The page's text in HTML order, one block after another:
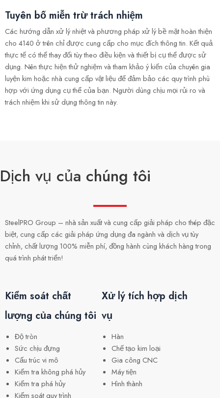
Tuyên bố miễn trừ trách nhiệm
Các hướng dẫn xử lý nhiệt và phương pháp xử lý bề mặt hoàn thiện
cho 4140 ở trên chỉ được cung cấp cho mục đích thông tin. Kết quả
thực tế có thể thay đổi tùy theo điều kiện và thiết bị cụ thể được sử
dụng. Nên thực hiện thử nghiệm và tham khảo ý kiến của chuyên gia
luyện kim hoặc nhà cung cấp vật liệu để đảm bảo các quy trình phù
hợp với ứng dụng cụ thể của bạn. Người dùng chịu mọi rủi ro và
trách nhiệm khi sử dụng thông tin này.
Dịch vụ của chúng tôi
SteelPRO Group – nhà sản xuất và cung cấp giải pháp cho thép đặc
biệt, cung cấp các giải pháp ứng dụng đa ngành và dịch vụ tùy
chỉnh, chất lượng 100% miễn phí, đồng hành cùng khách hàng trong
quá trình phát triển!
Kiểm soát chất
lượng của chúng tôi
Độ tròn
Sức chịu đựng
Cấu trúc vi mô
Kiểm tra không phá hủy
Kiểm tra phá hủy
Kiểm soát quy trình
Xử lý tích hợp dịch
vụ
Hàn
Chế tạo kim loại
Gia công CNC
Máy tiện
Hình thành